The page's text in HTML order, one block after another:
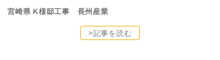
宮崎県 K様邸工事 長州産業
>記事を読む